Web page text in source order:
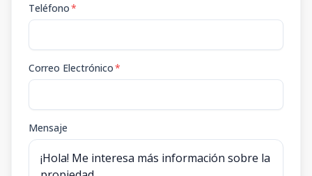
Teléfono*
Correo Electrónico*
Mensaje